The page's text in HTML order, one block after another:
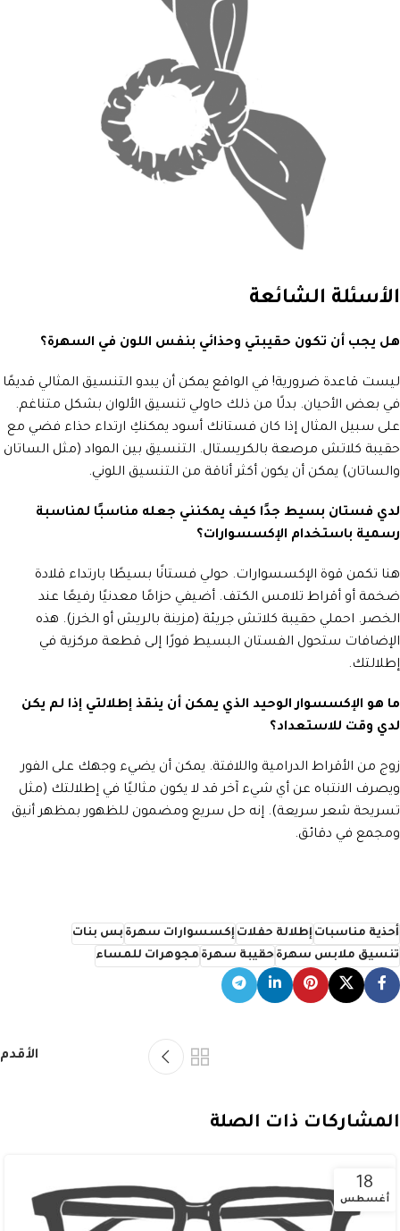
الأسئلة الشائعة
هل يجب أن تكون حقيبتي وحذائي بنفس اللون في السهرة؟
ليست قاعدة ضرورية! في الواقع يمكن أن يبدو التنسيق المثالي قديمًا
في بعض الأحيان. بدلًا من ذلك حاولي تنسيق الألوان بشكل متناغم.
على سبيل المثال إذا كان فستانك أسود يمكنكِ ارتداء حذاء فضي مع
حقيبة كلاتش مرصعة بالكريستال. التنسيق بين المواد (مثل الساتان
والساتان) يمكن أن يكون أكثر أناقة من التنسيق اللوني.
لدي فستان بسيط جدًا كيف يمكنني جعله مناسبًا لمناسبة
رسمية باستخدام الإكسسوارات؟
هنا تكمن قوة الإكسسوارات. حولي فستانًا بسيطًا بارتداء قلادة
ضخمة أو أقراط تلامس الكتف. أضيفي حزامًا معدنيًا رفيعًا عند
الخصر. احملي حقيبة كلاتش جريئة (مزينة بالريش أو الخرز). هذه
الإضافات ستحول الفستان البسيط فورًا إلى قطعة مركزية في
إطلالتك.
ما هو الإكسسوار الوحيد الذي يمكن أن ينقذ إطلالتي إذا لم يكن
لدي وقت للاستعداد؟
زوج من الأقراط الدرامية واللافتة. يمكن أن يضيء وجهك على الفور
ويصرف الانتباه عن أي شيء آخر قد لا يكون مثاليًا في إطلالتك (مثل
تسريحة شعر سريعة). إنه حل سريع ومضمون للظهور بمظهر أنيق
ومجمع في دقائق.
أحذية مناسبات إطلالة حفلات إكسسوارات سهرة بس بنات
تنسيق ملابس سهرة حقيبة سهرة مجوهرات للمساء
الأقدم
المشاركات ذات الصلة
18
أغسطس